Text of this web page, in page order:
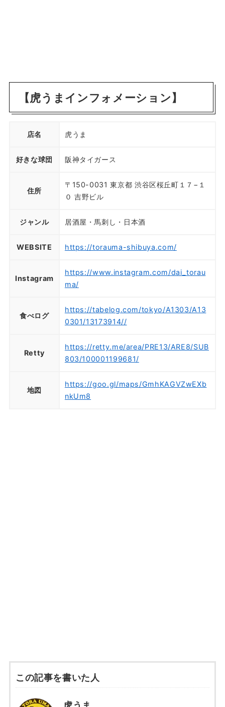
【虎うまインフォメーション】
店名 虎うま
好きな球団 阪神タイガース
住所
〒150-0031 東京都 渋谷区桜丘町１７−１
０ 吉野ビル
ジャンル 居酒屋・馬刺し・日本酒
WEBSITE https://torauma-shibuya.com/
Instagram
https://www.instagram.com/dai_torau
ma/
食べログ
https://tabelog.com/tokyo/A1303/A13
0301/13173914//
Retty
https://retty.me/area/PRE13/ARE8/SUB
803/100001199681/
地図
https://goo.gl/maps/GmhKAGVZwEXb
nkUm8
この記事を書いた人